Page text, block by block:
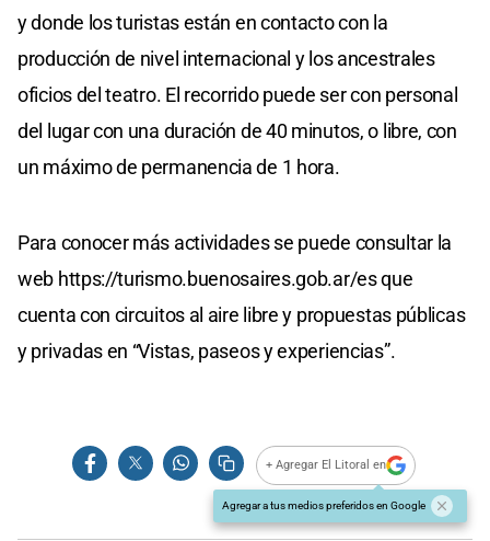
y donde los turistas están en contacto con la
producción de nivel internacional y los ancestrales
oficios del teatro. El recorrido puede ser con personal
del lugar con una duración de 40 minutos, o libre, con
un máximo de permanencia de 1 hora.
Para conocer más actividades se puede consultar la
web https://turismo.buenosaires.gob.ar/es que
cuenta con circuitos al aire libre y propuestas públicas
y privadas en “Vistas, paseos y experiencias”.
+ Agregar El Litoral en
Agregar a tus medios preferidos en Google